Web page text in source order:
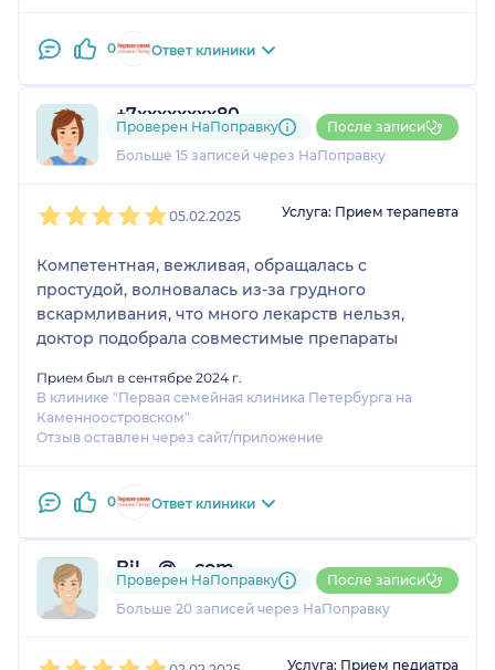
0 Ответ клиники
+7xxxxxxxx80
14 отзывов
Больше 15 записей через НаПоправку
Проверен НаПоправку После записи
05.02.2025 Услуга: Прием терапевта
Компетентная, вежливая, обращалась с
простудой, волновалась из-за грудного
вскармливания, что много лекарств нельзя,
доктор подобрала совместимые препараты
Прием был в сентябре 2024 г.
В клинике "Первая семейная клиника Петербурга на
Каменноостровском"
Отзыв оставлен через сайт/приложение
0 Ответ клиники
Bil....@....com
5 отзывов и3 оценки
Больше 20 записей через НаПоправку
Проверен НаПоправку После записи
Услуга: Прием педиатра